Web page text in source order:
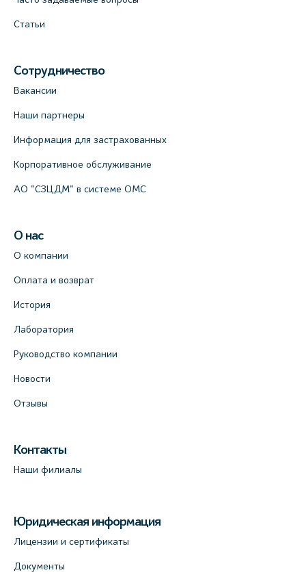
Статьи
Сотрудничество
Вакансии
Наши партнеры
Информация для застрахованных
Корпоративное обслуживание
АО "СЗЦДМ" в системе ОМС
О нас
О компании
Оплата и возврат
История
Лаборатория
Руководство компании
Новости
Отзывы
Контакты
Наши филиалы
Юридическая информация
Лицензии и сертификаты
Документы